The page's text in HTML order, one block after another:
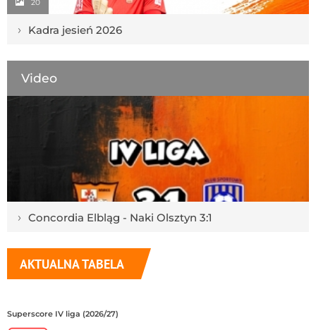
20
› Kadra jesień 2026
Video
› Concordia Elbląg - Naki Olsztyn 3:1
AKTUALNA TABELA
Superscore IV liga (2026/27)